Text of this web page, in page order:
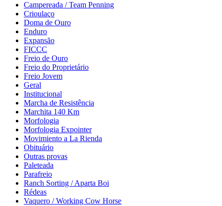
Campereada / Team Penning
Crioulaço
Doma de Ouro
Enduro
Expansão
FICCC
Freio de Ouro
Freio do Proprietário
Freio Jovem
Geral
Institucional
Marcha de Resistência
Marchita 140 Km
Morfologia
Morfologia Expointer
Movimiento a La Rienda
Obituário
Outras provas
Paleteada
Parafreio
Ranch Sorting / Aparta Boi
Rédeas
Vaquero / Working Cow Horse